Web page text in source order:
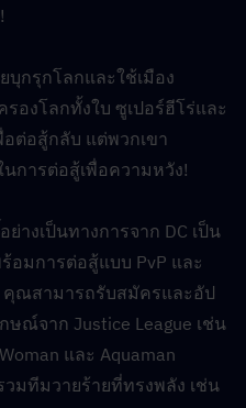
บุกรุกโลกและใช้เมือง
องโลกทั้งใบ ซูเปอร์ฮีโร่และ
อต่อสู้กลับ แต่พวกเขา
การต่อสู้เพื่อความหวัง!
างเป็นทางการจาก DC เป็น
อมการต่อสู้แบบ PvP และ
คุณสามารถรับสมัครและอัป
ษณ์จาก Justice League เช่น
และ Aquaman
มทีมวายร้ายที่ทรงพลัง เช่น